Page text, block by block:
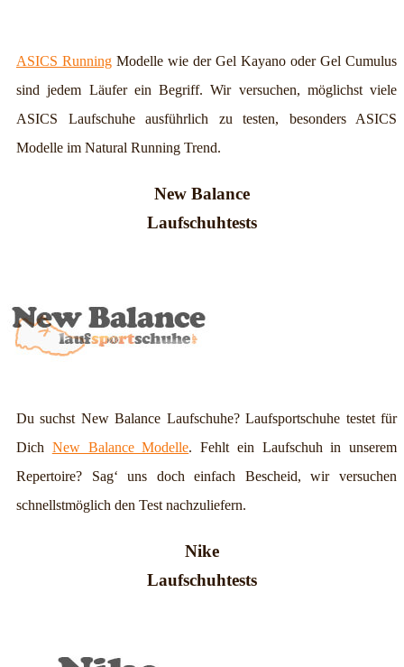
ASICS Running Modelle wie der Gel Kayano oder Gel Cumulus
sind jedem Läufer ein Begriff. Wir versuchen, möglichst viele
ASICS Laufschuhe ausführlich zu testen, besonders ASICS
Modelle im Natural Running Trend.
New Balance
Laufschuhtests
Du suchst New Balance Laufschuhe? Laufsportschuhe testet für
Dich New Balance Modelle. Fehlt ein Laufschuh in unserem
Repertoire? Sag‘ uns doch einfach Bescheid, wir versuchen
schnellstmöglich den Test nachzuliefern.
Nike
Laufschuhtests